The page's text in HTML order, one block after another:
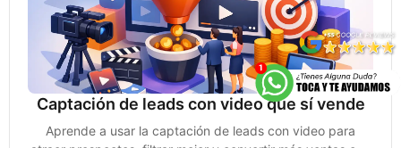
Captación de leads con video que sí vende
Aprende a usar la captación de leads con video para